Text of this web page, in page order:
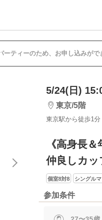
ーティーのため、お申し込みがで
5/24(日)
東京/5階
東京駅から徒歩1分
《高身長
仲良しカ
個室8対8 シングル
参加条件